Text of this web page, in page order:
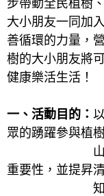
步帶動全民植樹
大小朋友一同加
善循環的力量，
樹的大小朋友將
健康樂活生活！
一、活動目的：
眾的踴躍參與植
山，藉以
重要性，並提昇
知名